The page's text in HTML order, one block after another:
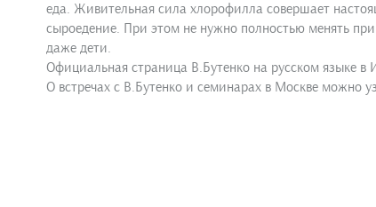
еда. Живительная сила хлорофилла совершает
сыроедение. При этом не нужно полностью менять
даже дети.
Официальная страница В.Бутенко на русском языке
О встречах с В.Бутенко и семинарах в Москве можно